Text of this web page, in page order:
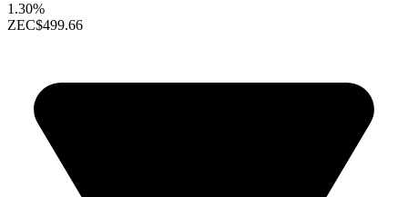
1.30%
ZEC$499.66